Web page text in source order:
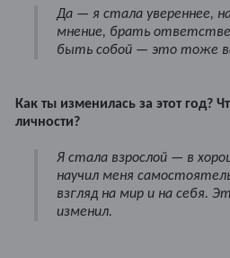
Да — я стала увереннее,
мнение, брать
быть собой — это тоже
Как ты изменилась за этот год?
личности?
Я стала взрослой — в
научил меня
взгляд на мир и на себя.
изменил.